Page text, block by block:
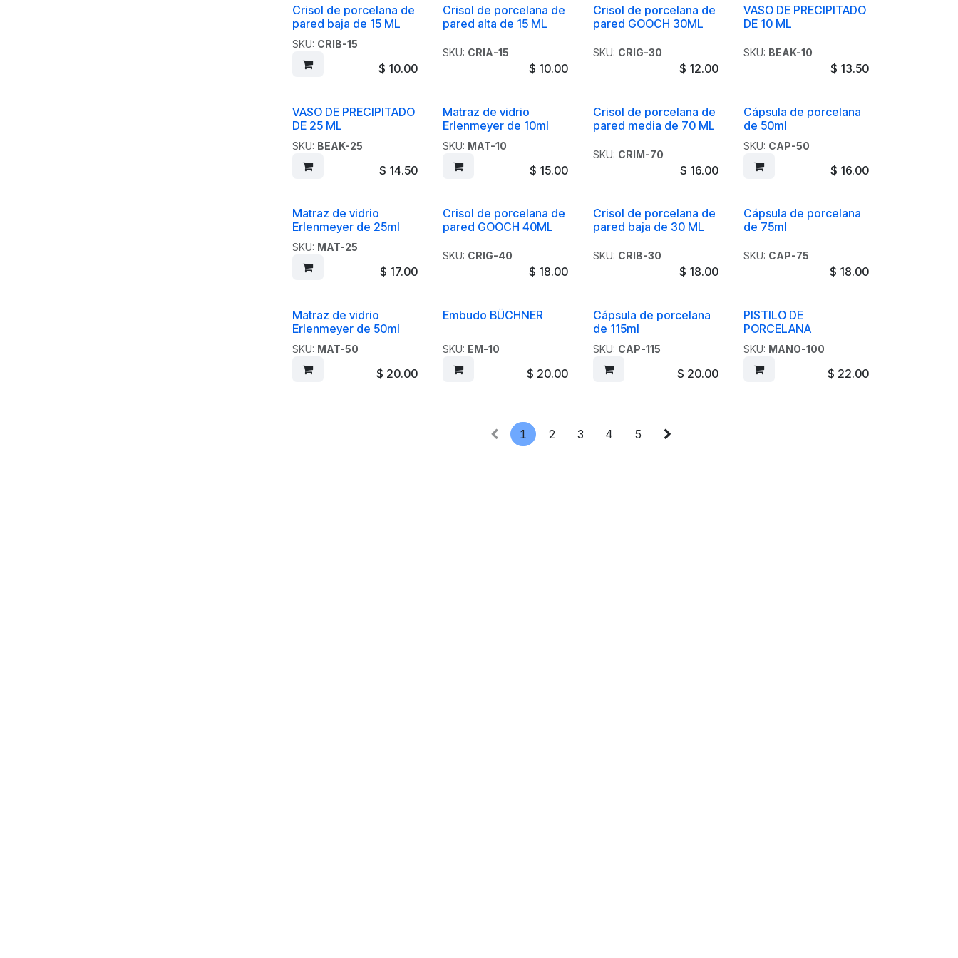
Crisol de porcelana de
pared baja de 15 ML
SKU: CRIB-15
$ 10.00
Crisol de porcelana de
pared alta de 15 ML
SKU: CRIA-15
$ 10.00
Crisol de porcelana de
pared GOOCH 30ML
SKU: CRIG-30
$ 12.00
VASO DE PRECIPITADO
DE 10 ML
SKU: BEAK-10
$ 13.50
VASO DE PRECIPITADO
DE 25 ML
SKU: BEAK-25
$ 14.50
Matraz de vidrio
Erlenmeyer de 10ml
SKU: MAT-10
$ 15.00
Crisol de porcelana de
pared media de 70 ML
SKU: CRIM-70
$ 16.00
Cápsula de porcelana
de 50ml
SKU: CAP-50
$ 16.00
Matraz de vidrio
Erlenmeyer de 25ml
SKU: MAT-25
$ 17.00
Crisol de porcelana de
pared GOOCH 40ML
SKU: CRIG-40
$ 18.00
Crisol de porcelana de
pared baja de 30 ML
SKU: CRIB-30
$ 18.00
Cápsula de porcelana
de 75ml
SKU: CAP-75
$ 18.00
Matraz de vidrio
Erlenmeyer de 50ml
SKU: MAT-50
$ 20.00
Embudo BÜCHNER
SKU: EM-10
$ 20.00
Cápsula de porcelana
de 115ml
SKU: CAP-115
$ 20.00
PISTILO DE
PORCELANA
SKU: MANO-100
$ 22.00
1 2 3 4 5